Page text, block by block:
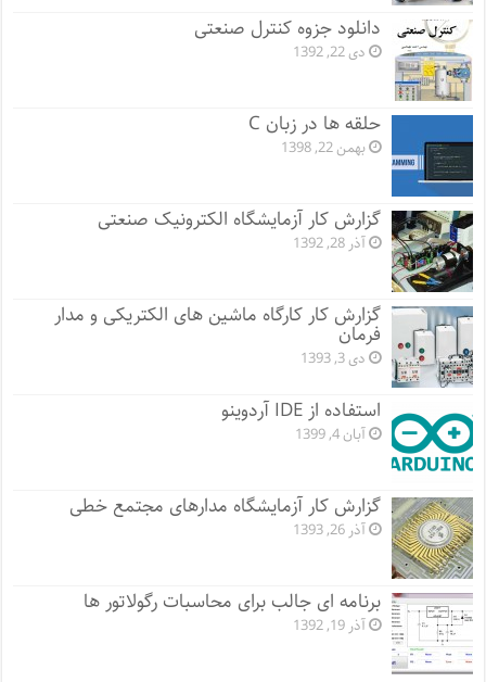
دانلود جزوه کنترل صنعتی
دی 22, 1392
حلقه ها در زبان C
بهمن 22, 1398
گزارش کار آزمایشگاه الکترونیک صنعتی
آذر 28, 1392
گزارش کار کارگاه ماشین های الکتریکی و مدار
فرمان
دی 3, 1393
استفاده از IDE آردوینو
آبان 4, 1399
گزارش کار آزمایشگاه مدارهای مجتمع خطی
آذر 26, 1393
برنامه ای جالب برای محاسبات رگولاتور ها
آذر 19, 1392